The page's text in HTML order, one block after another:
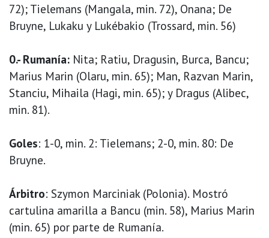
72); Tielemans (Mangala, min. 72), Onana; De
Bruyne, Lukaku y Lukébakio (Trossard, min. 56)
0.- Rumanía: Nita; Ratiu, Dragusin, Burca, Bancu;
Marius Marin (Olaru, min. 65); Man, Razvan Marin,
Stanciu, Mihaila (Hagi, min. 65); y Dragus (Alibec,
min. 81).
Goles: 1-0, min. 2: Tielemans; 2-0, min. 80: De
Bruyne.
Árbitro: Szymon Marciniak (Polonia). Mostró
cartulina amarilla a Bancu (min. 58), Marius Marin
(min. 65) por parte de Rumanía.